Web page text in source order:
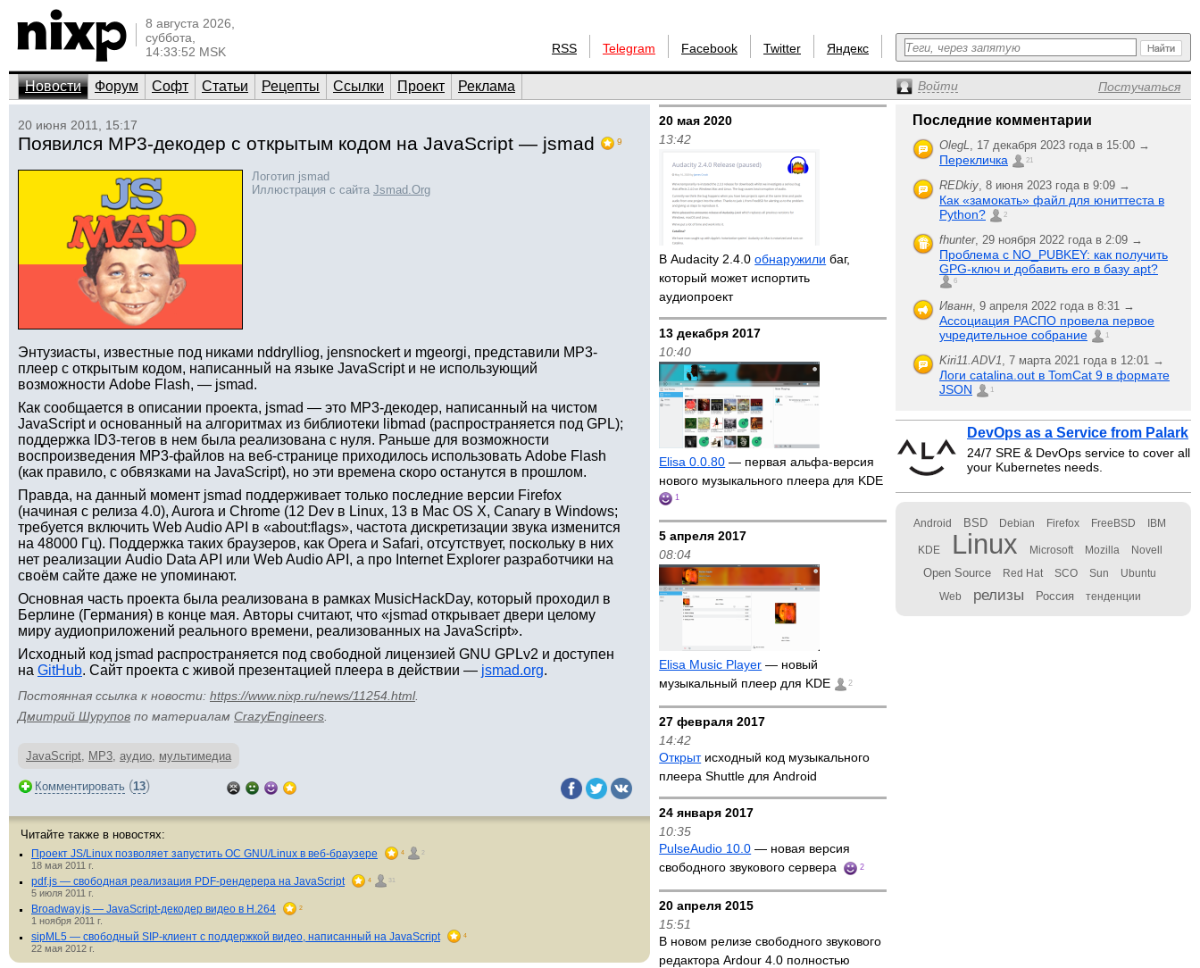
8 августа 2026,
суббота,
14:33:52 MSK
RSS Telegram Facebook Twitter Яндекс
Новости Форум Софт Статьи Рецепты Ссылки Проект Реклама Войти Постучаться
20 июня 2011, 15:17
Появился MP3-декодер с открытым кодом на JavaScript — jsmad 9
Логотип jsmad
Иллюстрация с сайта Jsmad.Org
Энтузиасты, известные под никами nddrylliog, jensnockert и mgeorgi, представили MP3-
плеер с открытым кодом, написанный на языке JavaScript и не использующий
возможности Adobe Flash, — jsmad.
Как сообщается в описании проекта, jsmad — это MP3-декодер, написанный на чистом
JavaScript и основанный на алгоритмах из библиотеки libmad (распространяется под GPL);
поддержка ID3-тегов в нем была реализована с нуля. Раньше для возможности
воспроизведения MP3-файлов на веб-странице приходилось использовать Adobe Flash
(как правило, с обвязками на JavaScript), но эти времена скоро останутся в прошлом.
Правда, на данный момент jsmad поддерживает только последние версии Firefox
(начиная с релиза 4.0), Aurora и Chrome (12 Dev в Linux, 13 в Mac OS X, Canary в Windows;
требуется включить Web Audio API в «about:flags», частота дискретизации звука изменится
на 48000 Гц). Поддержка таких браузеров, как Opera и Safari, отсутствует, поскольку в них
нет реализации Audio Data API или Web Audio API, а про Internet Explorer разработчики на
своём сайте даже не упоминают.
Основная часть проекта была реализована в рамках MusicHackDay, который проходил в
Берлине (Германия) в конце мая. Авторы считают, что «jsmad открывает двери целому
миру аудиоприложений реального времени, реализованных на JavaScript».
Исходный код jsmad распространяется под свободной лицензией GNU GPLv2 и доступен
на GitHub. Сайт проекта с живой презентацией плеера в действии — jsmad.org.
Постоянная ссылка к новости: https://www.nixp.ru/news/11254.html.
Дмитрий Шурупов по материалам CrazyEngineers
JavaScript, MP3, аудио, мультимедиа
Комментировать (13)
Читайте также в новостях:
Проект JS/Linux позволяет запустить ОС GNU/Linux в веб-браузере 4 2
18 мая 2011 г.
pdf.js — свободная реализация PDF-рендерера на JavaScript 4 31
5 июля 2011 г.
Broadway.js — JavaScript-декодер видео в H.264 2
1 ноября 2011 г.
sipML5 — свободный SIP-клиент с поддержкой видео, написанный на JavaScript 4
22 мая 2012 г.
20 мая 2020
13:42
В Audacity 2.4.0обнаружили баг,
который может испортить
аудиопроект
13 декабря 2017
10:40
Elisa 0.0.80 — первая альфа-версия
нового музыкального плеера для KDE
1
5 апреля 2017
08:04
Elisa Music Player — новый
музыкальный плеер для KDE
2
27 февраля 2017
14:42
Открытисходный код музыкального
плеера Shuttle для Android
24 января 2017
10:35
PulseAudio 10.0 — новая версия
свободного звукового сервера
2
20 апреля 2015
15:51
В новом релизе свободного звукового
редактора Ardour 4.0 полностью
Последние комментарии
OlegL, 17 декабря 2023 года в 15:00 →
Перекличка 21
REDkiy, 8 июня 2023 года в 9:09 →
Как «замокать» файл для юниттеста в
Python?
2
fhunter, 29 ноября 2022 года в 2:09 →
Проблема с NO_PUBKEY: как получить
GPG-ключ и добавить его в базу apt?
6
Иванн, 9 апреля 2022 года в 8:31 →
Ассоциация РАСПО провела первое
учредительное собрание
1
Kiri11.ADV1, 7 марта 2021 года в 12:01 →
Логи catalina.out в TomCat 9 в формате
JSON
1
DevOps as a Service from Palark
24/7 SRE & DevOps service to cover all
your Kubernetes needs.
Android BSD Debian Firefox FreeBSD IBM
KDE Linux Microsoft Mozilla Novell
Open Source Red Hat SCO Sun Ubuntu
Web релизы Россия тенденции